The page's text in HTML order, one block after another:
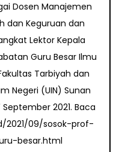
Dosen Manajemen
dan Keguruan dan
Lektor Kepala
Guru Besar Ilmu
Tarbiyah dan
Negeri (UIN) Sunan
2021. Baca
2021/09/sosok-prof-
besar.html